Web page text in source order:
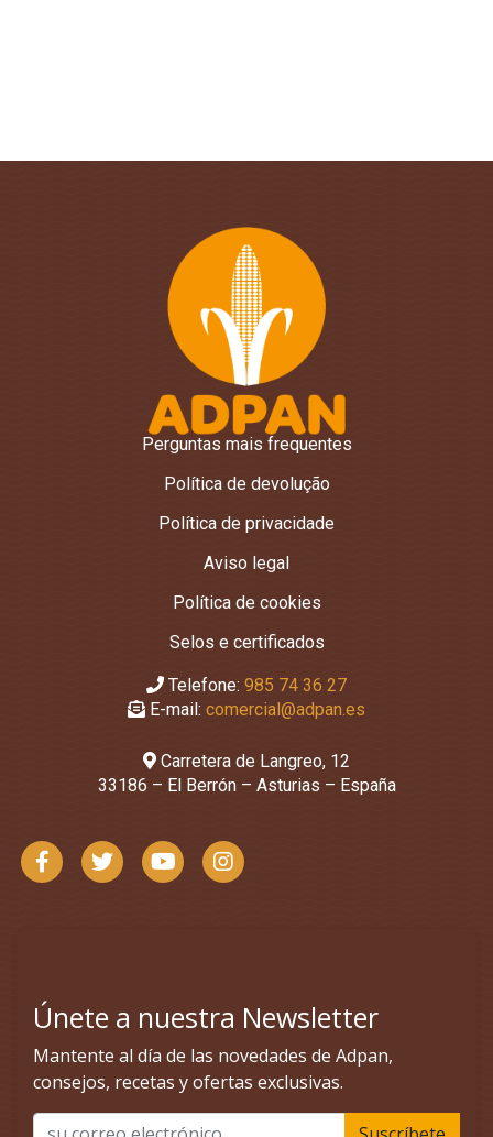
Perguntas mais frequentes
Política de devolução
Política de privacidade
Aviso legal
Política de cookies
Selos e certificados
Telefone: 985 74 36 27
E-mail: comercial@adpan.es
Carretera de Langreo, 12
33186 – El Berrón – Asturias – España